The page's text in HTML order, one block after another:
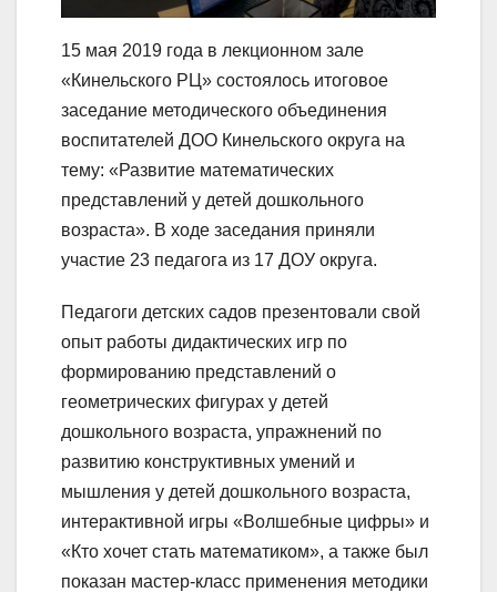
15 мая 2019 года в лекционном зале
«Кинельского РЦ» состоялось итоговое
заседание методического объединения
воспитателей ДОО Кинельского округа на
тему: «Развитие математических
представлений у детей дошкольного
возраста». В ходе заседания приняли
участие 23 педагога из 17 ДОУ округа.
Педагоги детских садов презентовали свой
опыт работы дидактических игр по
формированию представлений о
геометрических фигурах у детей
дошкольного возраста, упражнений по
развитию конструктивных умений и
мышления у детей дошкольного возраста,
интерактивной игры «Волшебные цифры» и
«Кто хочет стать математиком», а также был
показан мастер-класс применения методики